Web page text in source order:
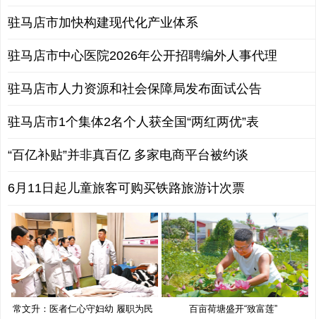
驻马店市加快构建现代化产业体系
驻马店市中心医院2026年公开招聘编外人事代理
驻马店市人力资源和社会保障局发布面试公告
驻马店市1个集体2名个人获全国“两红两优”表
“百亿补贴”并非真百亿 多家电商平台被约谈
6月11日起儿童旅客可购买铁路旅游计次票
常文升：医者仁心守妇幼 履职为民 百亩荷塘盛开“致富莲”